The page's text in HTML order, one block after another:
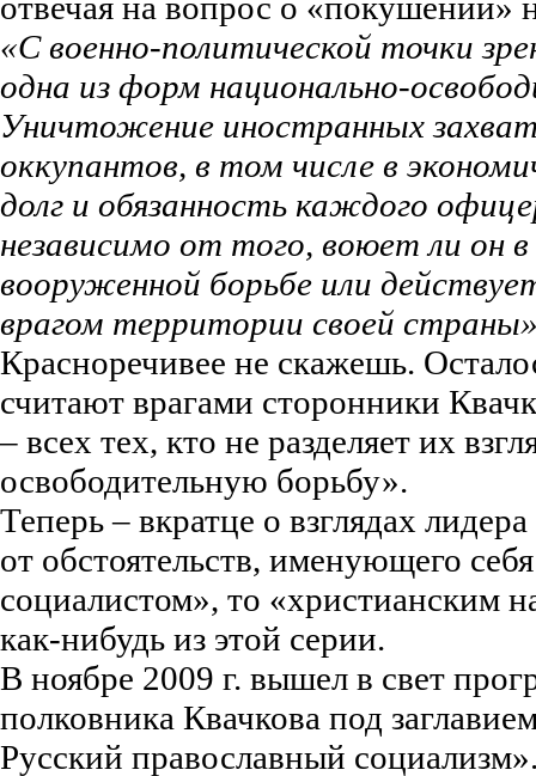
«С военно-политической точки
одна из форм национально-
Уничтожение иностранных
оккупантов, в том числе в
долг и обязанность каждого
независимо от того, воюет ли он
вооруженной борьбе или
врагом территории своей страны
Красноречивее не скажешь.
считают врагами сторонники
– всех тех, кто не разделяет их
освободительную борьбу».
Теперь – вкратце о взглядах
от обстоятельств, именующего
социалистом», то «христианским
как-нибудь из этой серии.
В ноябре 2009 г. вышел в свет
полковника Квачкова под
Русский православный